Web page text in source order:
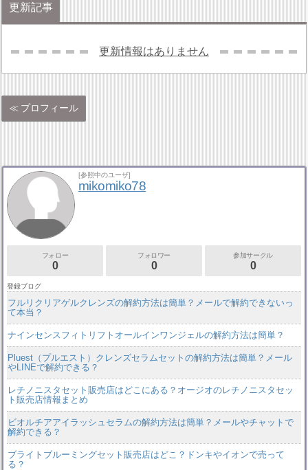
更新記事
更新情報はありません
プロフィール
[参照中のユーザ]
mikomiko78
フォロー
0
フォロワー
0
参加サークル
0
登録ブログ
フルリクリアゲルクレンズの解約方法は簡単？メールで解約できないっ
て本当？
ナインセンスフィトリフトオールインワンジェルの解約方法は簡単？
Pluest（プルエスト）クレンズセラムセットの解約方法は簡単？メール
やLINEで解約できる？
レチノニスタセット販売店はどこにある？オージオのレチノニスタセッ
ト販売店情報まとめ
ビオルチアアイラッシュセラムの解約方法は簡単？メールやチャットで
解約できる？
ブライトブルーミングセット販売店はどこ？ドンキやイオンで売って
る？